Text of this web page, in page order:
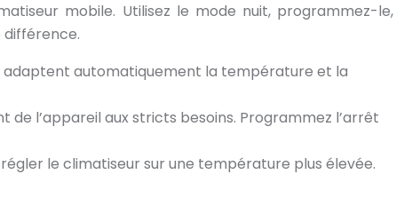
mobile. Utilisez le mode nuit, programmez-le,
différence.
adaptent automatiquement la température et la
l’appareil aux stricts besoins. Programmez l’arrêt
le climatiseur sur une température plus élevée.